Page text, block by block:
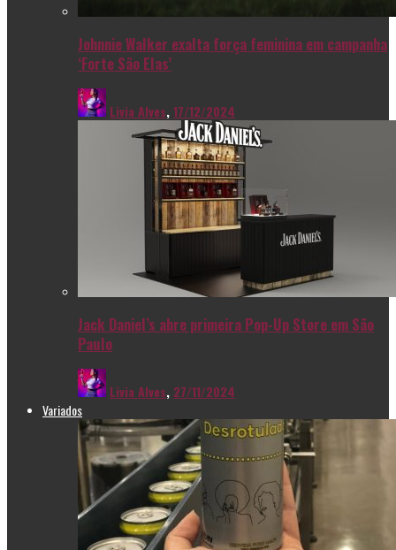
Johnnie Walker exalta força feminina em campanha
‘Forte São Elas’
Livia Alves,17/12/2024
Jack Daniel’s abre primeira Pop-Up Store em São
Paulo
Livia Alves, 27/11/2024
Variados